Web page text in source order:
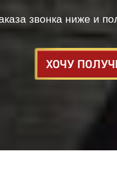
звонка ниже и